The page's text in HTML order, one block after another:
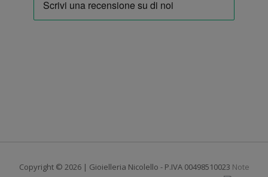
Copyright © 2026 | Gioielleria Nicolello - P.IVA 00498510023 Note